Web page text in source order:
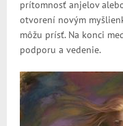
prítomnosť anjelov
otvorení novým
môžu prísť. Na konci
podporu a vedenie.